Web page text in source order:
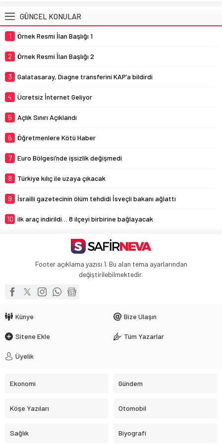
GÜNCEL KONULAR
1 Örnek Resmi İlan Başlığı 1
2 Örnek Resmi İlan Başlığı 2
3 Galatasaray, Diagne transferini KAP’a bildirdi
4 Ücretsiz İnternet Geliyor
5 Açlık Sınırı Açıklandı
6 Öğretmenlere Kötü Haber
7 Euro Bölgesi’nde işsizlik değişmedi
8 Türkiye kılıç ile uzaya çıkacak
9 İsrailli gazetecinin ölüm tehdidi İsveçli bakanı ağlattı
10 ilk araç indirildi… 8 ilçeyi birbirine bağlayacak
Footer açıklama yazısı 1. Bu alan tema ayarlarından
değiştirilebilmektedir.
Künye Bize Ulaşın
Sitene Ekle Tüm Yazarlar
Üyelik
Ekonomi Gündem
Köşe Yazıları Otomobil
Sağlık Biyografi